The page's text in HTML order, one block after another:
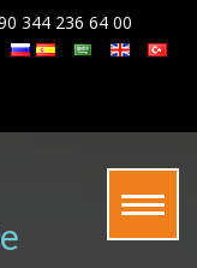
344 236 64 00